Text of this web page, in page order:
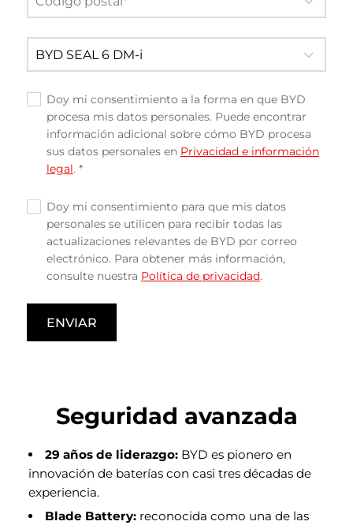
Doy mi consentimiento a la forma en que BYD
procesa mis datos personales. Puede encontrar
información adicional sobre cómo BYD procesa
sus datos personales en Privacidad e información
legal. *
Doy mi consentimiento para que mis datos
personales se utilicen para recibir todas las
actualizaciones relevantes de BYD por correo
electrónico. Para obtener más información,
consulte nuestra Política de privacidad.
ENVIAR
Seguridad avanzada
29 años de liderazgo: BYD es pionero en
innovación de baterías con casi tres décadas de
experiencia.
Blade Battery: reconocida como una de las